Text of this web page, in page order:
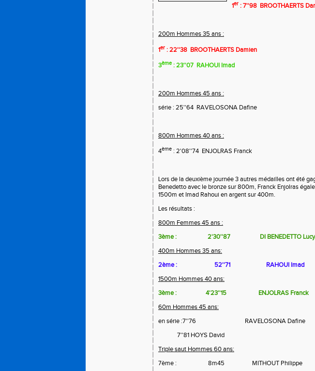
1er : 7''98 BROOTHAERTS
200m Hommes 35 ans :
1er : 22''38 BROOTHAERTS Damien
3ème: 23''07 RAHOUI Imad
200m Hommes 45 ans :
série : 25''64 RAVELOSONA Dafine
800m Hommes 40 ans :
4ème : 2'08''74 ENJOLRAS Franck
Lors de la deuxième journée 3 autres médailles ont été
Benedetto avec le bronze sur 800m, Franck Enjolras
1500m et Imad Rahoui en argent sur 400m.
Les résultats :
800m Femmes 45 ans :
3ème :
2'30''87
DI BENEDETTO Lucy
400m Hommes 35 ans:
2ème :
52''71
RAHOUI Imad
1500m Hommes 40 ans:
3ème :
4'23''15
ENJOLRAS Franck
60m Hommes 45 ans:
en série :7''76
RAVELOSONA Dafine
7''81 HOYS David
Triple saut Hommes 60 ans:
7ème :
8m45 MITHOUT Philippe